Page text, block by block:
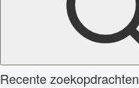
Recente zoekopdrachten